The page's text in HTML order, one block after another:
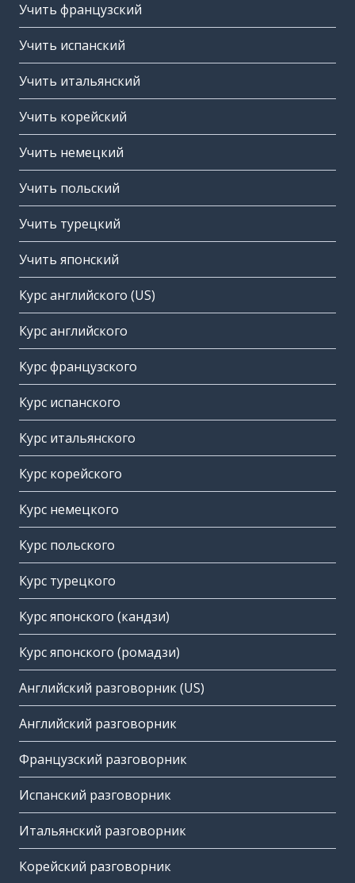
Учить французский
Учить испанский
Учить итальянский
Учить корейский
Учить немецкий
Учить польский
Учить турецкий
Учить японский
Курс английского (US)
Курс английского
Курс французского
Курс испанского
Курс итальянского
Курс корейского
Курс немецкого
Курс польского
Курс турецкого
Курс японского (кандзи)
Курс японского (ромадзи)
Английский разговорник (US)
Английский разговорник
Французский разговорник
Испанский разговорник
Итальянский разговорник
Корейский разговорник